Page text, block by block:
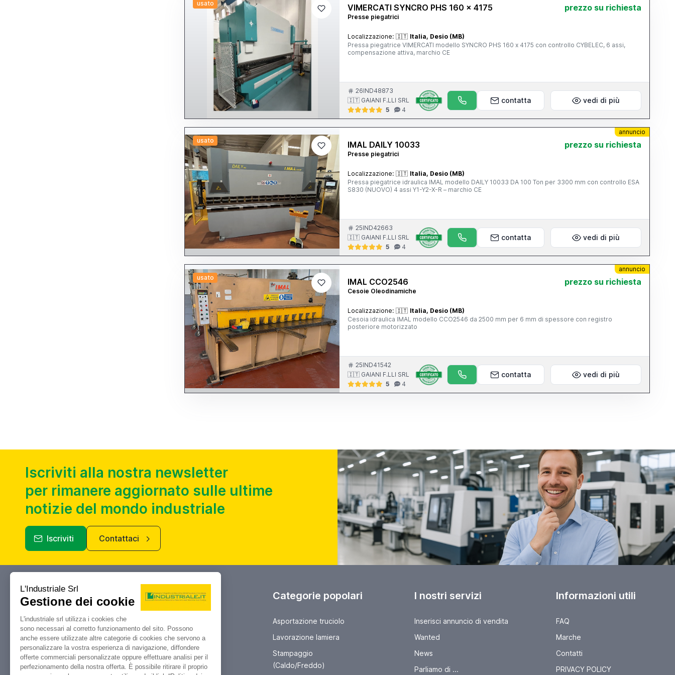
usato VIMERCATI SYNCRO PHS 160 x 4175
Presse piegatrici
prezzo su richiesta
Localizzazione: 🇮🇹 Italia, Desio (MB)
Pressa piegatrice VIMERCATI modello SYNCRO PHS 160 x 4175 con controllo CYBELEC, 6 assi,
compensazione attiva, marchio CE
26IND48873
🇮🇹 GAIANI F.LLI SRL
5
4
contatta vedi di più
usato
annuncio
IMAL DAILY 10033
Presse piegatrici
prezzo su richiesta
Localizzazione: 🇮🇹 Italia, Desio (MB)
Pressa piegatrice idraulica IMAL modello DAILY 10033 DA 100 Ton per 3300 mm con controllo ESA
S830 (NUOVO) 4 assi Y1-Y2-X-R – marchio CE
25IND42663
🇮🇹 GAIANI F.LLI SRL
5
4
contatta vedi di più
usato
annuncio
IMAL CCO2546
Cesoie Oleodinamiche
prezzo su richiesta
Localizzazione: 🇮🇹 Italia, Desio (MB)
Cesoia idraulica IMAL modello CCO2546 da 2500 mm per 6 mm di spessore con registro
posteriore motorizzato
25IND41542
🇮🇹 GAIANI F.LLI SRL
5
4
contatta vedi di più
Iscriviti alla nostra newsletter
per rimanere aggiornato sulle ultime
notizie del mondo industriale
Iscriviti Contattaci
Industriale.it
Il tuo portale di riferimento per
compravendita, aste e liquidazioni di
macchine utensili e macchinari
industriali.
Categorie popolari
Asportazione truciolo
Lavorazione lamiera
Stampaggio
(Caldo/Freddo)
I nostri servizi
Inserisci annuncio di vendita
Wanted
News
Parliamo di ...
Informazioni utili
FAQ
Marche
Contatti
PRIVACY POLICY